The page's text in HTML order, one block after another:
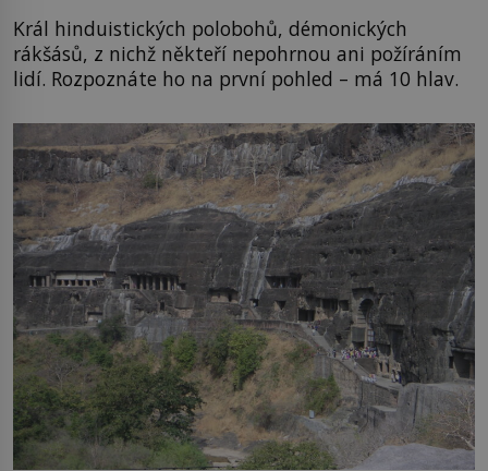
Král hinduistických polobohů, démonických
rákšásů, z nichž někteří nepohrnou ani požíráním
lidí. Rozpoznáte ho na první pohled – má 10 hlav.